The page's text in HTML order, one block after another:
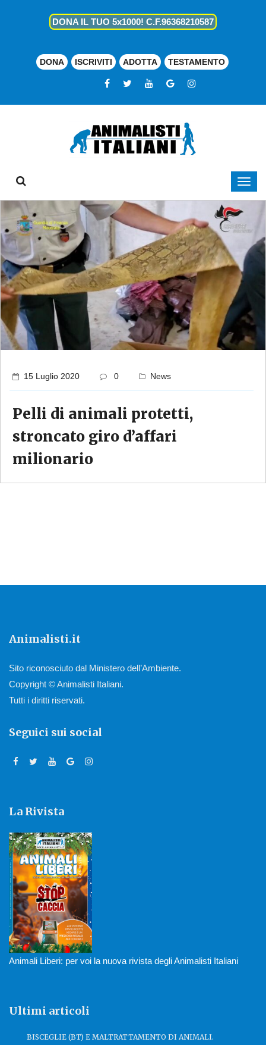
DONA IL TUO 5x1000! C.F.96368210587
DONA ISCRIVITI ADOTTA TESTAMENTO
15 Luglio 2020 0 News
Pelli di animali protetti,
stroncato giro d’affari
milionario
Animalisti.it
Sito riconosciuto dal Ministero dell’Ambiente.
Copyright © Animalisti Italiani.
Tutti i diritti riservati.
Seguici sui social
La Rivista
Animali Liberi: per voi la nuova rivista degli Animalisti Italiani
Ultimi articoli
BISCEGLIE (BT) E MALTRATTAMENTO DI ANIMALI.